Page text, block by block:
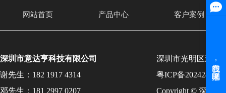
网站首页 产品中心 客户案例
深圳市意达亨科技有限公司
谢先生：182 1917 4314
邓先生：181 2997 0207
深圳市光明区新湖
粤ICP备
Copyright © 深圳